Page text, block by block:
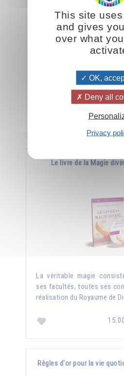
La meilleure arme contre
Le livre de la Magie
La véritable magie
ses facultés, toutes ses
réalisation du Royaume de
Règles d'or pour la vie
This site
and gives
over what
OK,
Deny all
Privacy